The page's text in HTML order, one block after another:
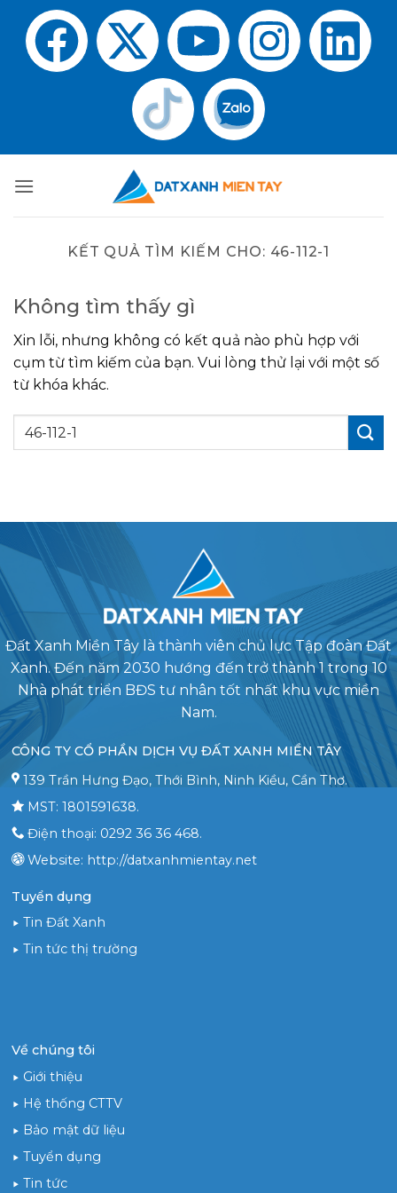
KẾT QUẢ TÌM KIẾM CHO: 46-112-1
Không tìm thấy gì
Xin lỗi, nhưng không có kết quả nào phù hợp với
cụm từ tìm kiếm của bạn. Vui lòng thử lại với một số
từ khóa khác.
Đất Xanh Miền Tây là thành viên chủ lực Tập đoàn Đất
Xanh. Đến năm 2030 hướng đến trở thành 1 trong 10
Nhà phát triển BĐS tư nhân tốt nhất khu vực miền
Nam.
CÔNG TY CỔ PHẦN DỊCH VỤ ĐẤT XANH MIỀN TÂY
139 Trần Hưng Đạo, Thới Bình, Ninh Kiều, Cần Thơ.
MST: 1801591638.
Điện thoại: 0292 36 36 468.
Website: http://datxanhmientay.net
Về chúng tôi
Giới thiệu
Hệ thống CTTV
Bảo mật dữ liệu
Tuyển dụng
Tin tức
Tuyển dụng
Tin Đất Xanh
Tin tức thị trường